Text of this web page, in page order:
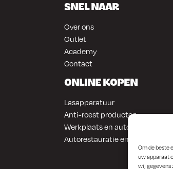
Om de beste
uw apparaat
wij gegevens
SNEL NAAR
Over ons
Outlet
Academy
Contact
ONLINE KOPEN
Lasapparatuur
Anti-roest producten
Werkplaats en automotive
Autorestauratie en plaatwerk